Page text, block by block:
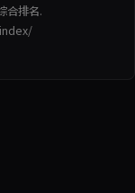
合排名.